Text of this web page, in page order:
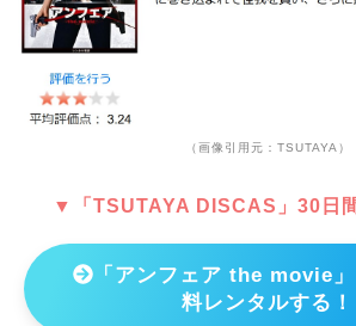
（画像引用元：TSUTAYA）
▼「TSUTAYA DISCAS」30日
「アンフェア the movie
料レンタルする！